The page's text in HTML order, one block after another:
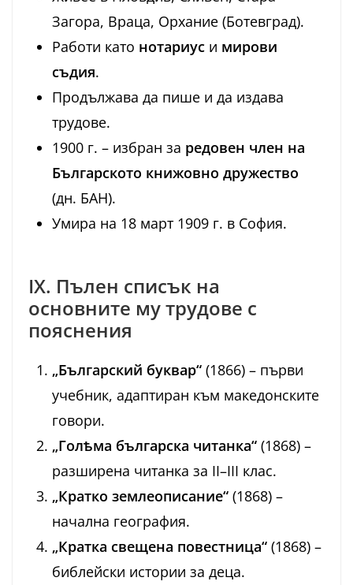
Загора, Враца, Орхание (Ботевград).
Работи като нотариус и мирови
съдия.
Продължава да пише и да издава
трудове.
1900 г. – избран за редовен член на
Българското книжовно дружество
(дн. БАН).
Умира на 18 март 1909 г. в София.
IX. Пълен списък на
основните му трудове с
пояснения
„Българский буквар“ (1866) – първи
учебник, адаптиран към македонските
говори.
„Голѣма българска читанка“ (1868) –
разширена читанка за II–III клас.
„Кратко землеописание“ (1868) –
начална география.
„Кратка свещена повестница“ (1868) –
библейски истории за деца.